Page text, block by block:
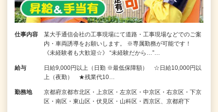
仕事内容
某大手通信会社の工事現場にて道路・工事現場などでのご案
内・車両誘導をお願いします。 ※専属勤務が可能です！
《未経験者も大歓迎☆》 “未経験だから…”…
給与
日給9,000円以上（日勤 ※最低保障額） ☆日給10,000円以
上（夜勤） ★残業代10…
勤務地
京都府京都市北区・上京区・左京区・中京区・右京区・下京
区・南区・東山区・伏見区・山科区・西京区、京都府下